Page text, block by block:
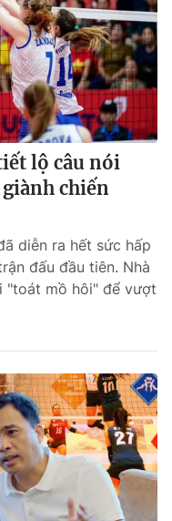
lộ câu nói
chiến
diễn ra hết sức hấp
đấu đầu tiên. Nhà
"toát mồ hôi" để vượt